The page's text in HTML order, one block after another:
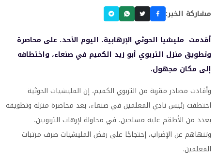
مشاركة الخبر:
أقدمت مليشيا الحوثي الإرهابية، اليوم الأحد، على محاصرة
وتطويق منزل التربوي أبو زيد الكميم في صنعاء، واختطافه
إلى مكان مجهول.
وأفادت مصادر مقربة من التربوي الكميم، إن المليشيات الحوثية
اختطفت رئيس نادي المعلمين في صنعاء، بعد محاصرة منزله وتطويقه
بعدد من الأطقم عليه مسلحين، في محاولة لإرهاب التربويين،
وتنهاهم عن الإضراب، إحتجاجًا على رفض المليشيات صرف مرتبات
المعلمين.